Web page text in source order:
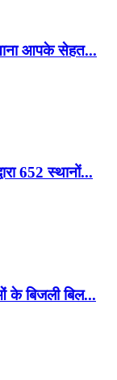
आपके सेहत...
652 स्थानों...
के बिजली बिल...